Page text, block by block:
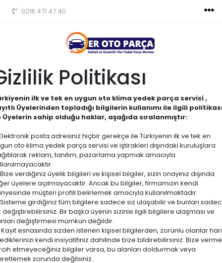
0216 471 47 40
Politikası
ilk ve tek en uygun oto klima yedek parça servisi ,
Üyelerinden topladığı bilgilerin kullanımı ile ilgili
Üyelerin sahip olduğu haklar, aşağıda sıralanmıştır:
posta adresiniz hiçbir gerekçe ile Türkiyenin ilk ve tek en
oto klima yedek parça servisi ve iştirakleri dışındaki kuruluşlara
reklam, tanıtım, pazarlama yapmak amacıyla
verdiğiniz üyelik bilgileri ve kişisel bilgiler, sizin onayınız dışında
üyelere açılmayacaktır. Ancak bu bilgiler, firmamızın kendi
müşteri profili belirlemek amacıyla kullanılmaktadır.
girdiğiniz tüm bilgilere sadece siz ulaşabilir ve bunları
değiştirebilirsiniz. Bir başka üyenin sizinle ilgili bilgilere ulaşması ve
değiştirmesi mümkün değildir.
Kayıt esnasında sizden istenen kişisel bilgilerden, zorunlu olanlar
kendi insiyatifiniz dahilinde bize bildirebilirsiniz. Bize
etmeyeceğiniz bilgiler varsa, bu alanları doldurmak veya
zorunda değilsiniz.